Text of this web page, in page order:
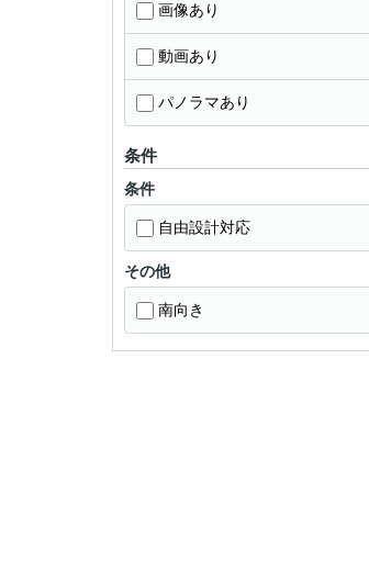
画像あり
動画あり
パノラマあり
条件
条件
自由設計対応
その他
南向き